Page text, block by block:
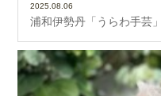
2025.08.06
浦和伊勢丹「うらわ手芸